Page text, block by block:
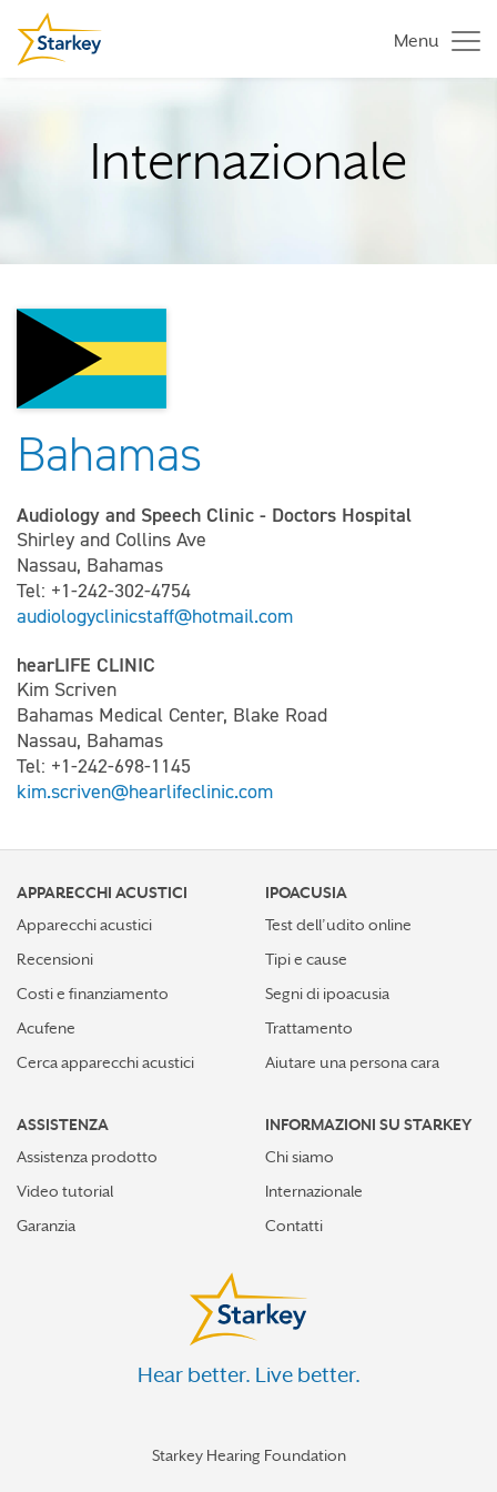
Menu
Internazionale
Bahamas
Audiology and Speech Clinic - Doctors Hospital
Shirley and Collins Ave
Nassau, Bahamas
Tel: +1-242-302-4754
audiologyclinicstaff@hotmail.com
hearLIFE CLINIC
Kim Scriven
Bahamas Medical Center, Blake Road
Nassau, Bahamas
Tel: +1-242-698-1145
kim.scriven@hearlifeclinic.com
APPARECCHI ACUSTICI
Apparecchi acustici
Recensioni
Costi e finanziamento
Acufene
Cerca apparecchi acustici
IPOACUSIA
Test dell’udito online
Tipi e cause
Segni di ipoacusia
Trattamento
Aiutare una persona cara
ASSISTENZA
Assistenza prodotto
Video tutorial
Garanzia
INFORMAZIONI SU STARKEY
Chi siamo
Internazionale
Contatti
Hear better. Live better.
Starkey Hearing Foundation